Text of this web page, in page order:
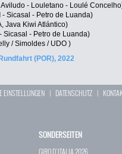
- Louletano - Loulé
- Sicasal - Petro de Luanda)
Java Kiwi Atlántico)
Sicasal - Petro de Luanda)
/ Simoldes / UDO )
(POR), 2022
EINSTELLUNGEN | DATENSCHUTZ |
SONDERSEITEN
GIRO D`ITALIA 2026